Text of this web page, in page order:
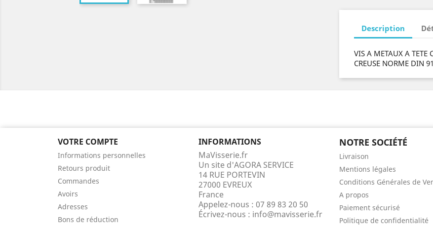
Description
VIS A METAUX A TETE
CREUSE NORME DIN
VOTRE COMPTE
Informations personnelles
Retours produit
Commandes
Avoirs
Adresses
Bons de réduction
INFORMATIONS
MaVisserie.fr
Un site d'AGORA SERVICE
14 RUE PORTEVIN
27000 EVREUX
France
Appelez-nous : 07 89 83 20 50
Écrivez-nous : info@mavisserie.fr
NOTRE SOCIÉTÉ
Livraison
Mentions légales
Conditions Générales de
A propos
Paiement sécurisé
Politique de confidentialité